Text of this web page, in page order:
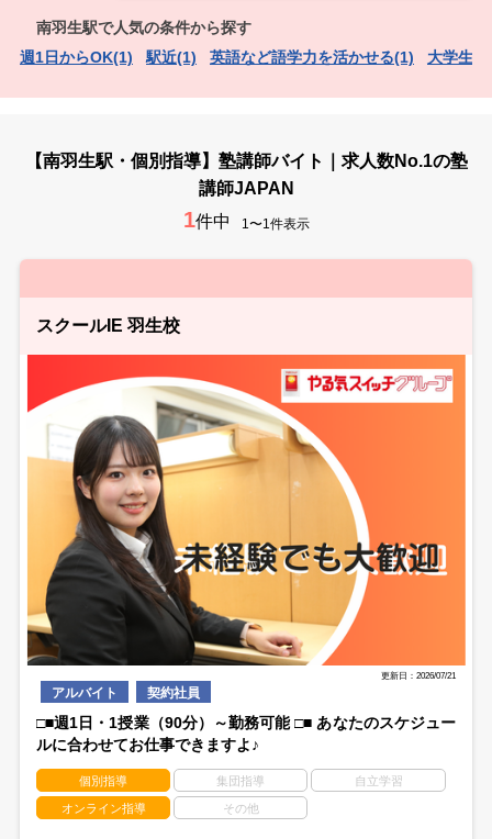
南羽生駅で人気の条件から探す
週1日からOK(1)
駅近(1) 英語など語学力を活かせる(1) 大学生
【南羽生駅・個別指導】塾講師バイト｜求人数No.1の塾
講師JAPAN
1件中 1〜1件表示
スクールIE 羽生校
更新日：2026/07/21
アルバイト 契約社員
□■週1日・1授業（90分）～勤務可能 □■ あなたのスケジュー
ルに合わせてお仕事できますよ♪
個別指導 集団指導 自立学習
オンライン指導 その他